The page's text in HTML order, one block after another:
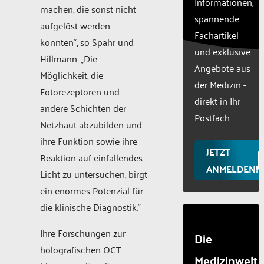
machen, die sonst nicht
aufgelöst werden
konnten“, so Spahr und
Hillmann. „Die
Möglichkeit, die
Fotorezeptoren und
andere Schichten der
Netzhaut abzubilden und
ihre Funktion sowie ihre
Reaktion auf einfallendes
Licht zu untersuchen, birgt
ein enormes Potenzial für
die klinische Diagnostik.“
Ihre Forschungen zur
holografischen OCT
to the
list of
used.
Powered
Consent
spannende
Fachartikel
und exklusive
Angebote aus
der Medizin -
direkt in Ihr
Postfach
JETZT
ANMELDEN!
Die